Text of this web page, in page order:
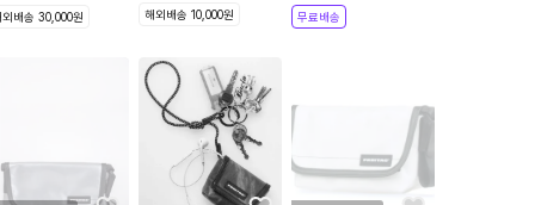
외배송 30,000원 해외배송 10,000원 무료배송